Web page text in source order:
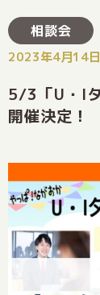
相談会
2023年4月14日
5/3「U・I
開催決定！